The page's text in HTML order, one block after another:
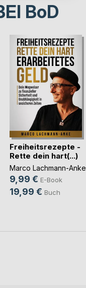
BoD
Freiheitsrezepte -
Rette dein hart(...)
Marco Lachmann-Anke
9,99 € E-Book
19,99 € Buch